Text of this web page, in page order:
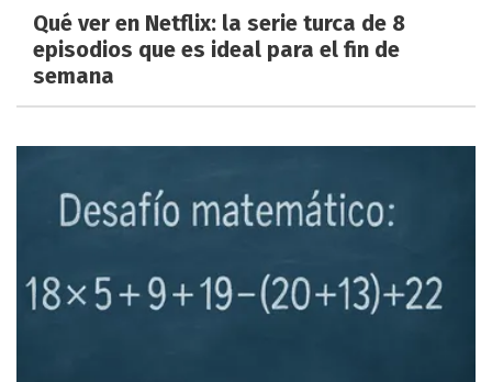
Qué ver en Netflix: la serie turca de 8
episodios que es ideal para el fin de
semana